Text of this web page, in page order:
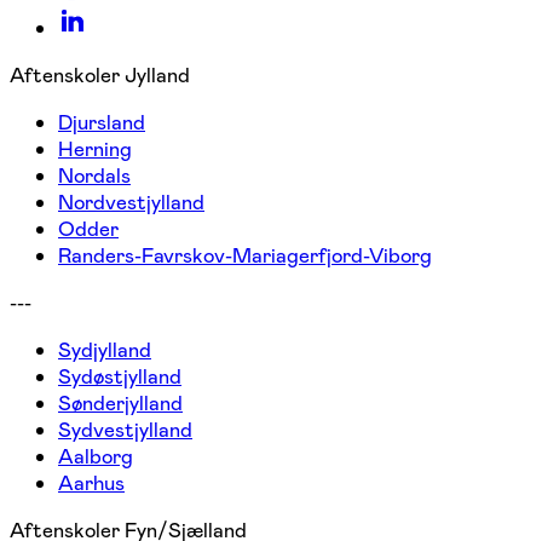
Aftenskoler Jylland
Djursland
Herning
Nordals
Nordvestjylland
Odder
Randers-Favrskov-Mariagerfjord-Viborg
---
Sydjylland
Sydøstjylland
Sønderjylland
Sydvestjylland
Aalborg
Aarhus
Aftenskoler Fyn/Sjælland